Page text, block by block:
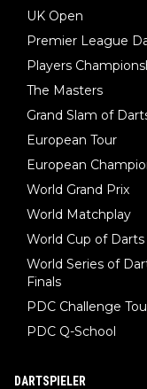
UK Open
Premier League
Players
The Masters
Grand Slam of
European Tour
European
World Grand Prix
World Matchplay
World Cup of Darts
World Series of
Finals
PDC Challenge
PDC Q-School
DARTSPIELER